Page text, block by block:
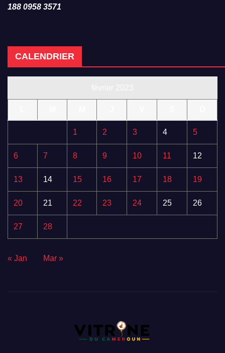
188 0958 3571
CALENDRIER
1 2 3 4 5
6 7 8 9 10 11 12
13 14 15 16 17 18 19
20 21 22 23 24 25 26
27 28
« Jan Mar »